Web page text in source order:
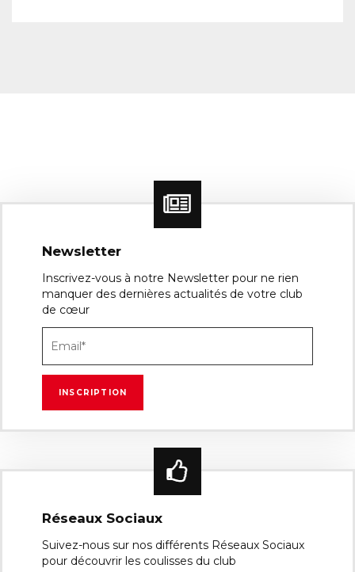
Newsletter
Inscrivez-vous à notre Newsletter pour ne rien
manquer des dernières actualités de votre club
de cœur
Réseaux Sociaux
Suivez-nous sur nos différents Réseaux Sociaux
pour découvrir les coulisses du club